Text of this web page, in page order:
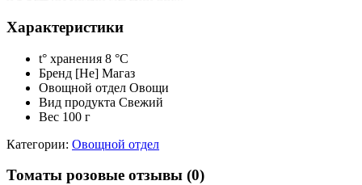
Характеристики
t° хранения 8 °C
Бренд [Не] Магаз
Овощной отдел Овощи
Вид продукта Свежий
Вес 100 г
Категории: Овощной отдел
Томаты розовые отзывы (0)